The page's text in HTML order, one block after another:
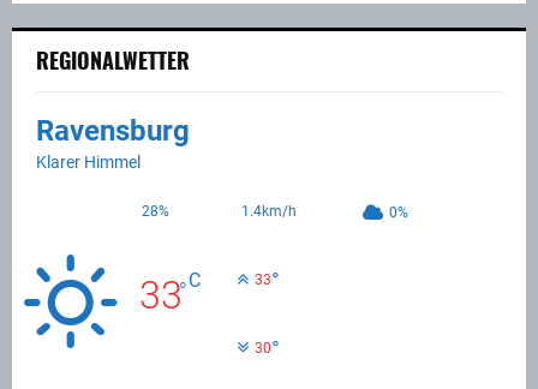
REGIONALWETTER
Ravensburg
Klarer Himmel
28% 1.4km/h 0%
33°C 33°
30°